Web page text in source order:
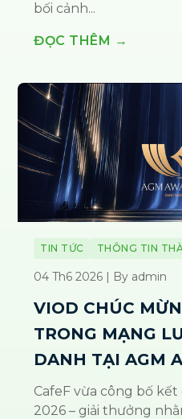
bối cảnh...
ĐỌC THÊM →
TIN TỨC THÔNG TIN
04 Th6 2026 | By admin
VIOD CHÚC
TRONG MẠNG
DANH TẠI AGM
CafeF vừa công bố
2026 – giải thưởng